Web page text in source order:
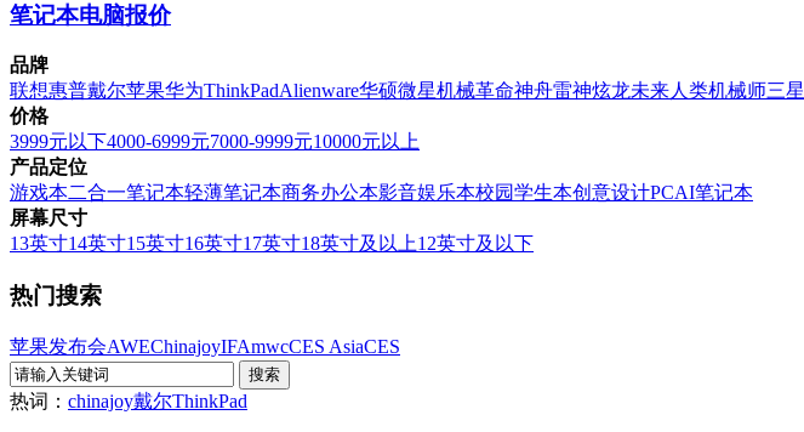
笔记本电脑报价
品牌
联想惠普戴尔苹果华为ThinkPadAlienware华硕微星机械革命神舟雷神炫龙未来人类机械师三星
价格
3999元以下4000-6999元7000-9999元10000元以上
产品定位
游戏本二合一笔记本轻薄笔记本商务办公本影音娱乐本校园学生本创意设计PCAI笔记本
屏幕尺寸
13英寸14英寸15英寸16英寸17英寸18英寸及以上12英寸及以下
热门搜索
苹果发布会AWEChinajoyIFAmwcCES AsiaCES
热词： chinajoy戴尔ThinkPad